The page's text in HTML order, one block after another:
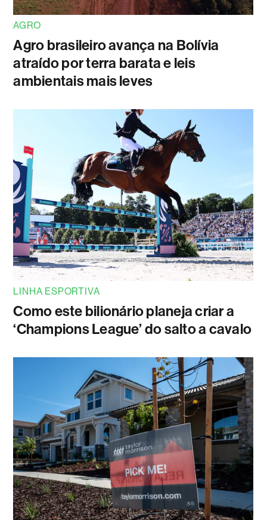
AGRO
Agro brasileiro avança na Bolívia
atraído por terra barata e leis
ambientais mais leves
LINHA ESPORTIVA
Como este bilionário planeja criar a
‘Champions League’ do salto a cavalo